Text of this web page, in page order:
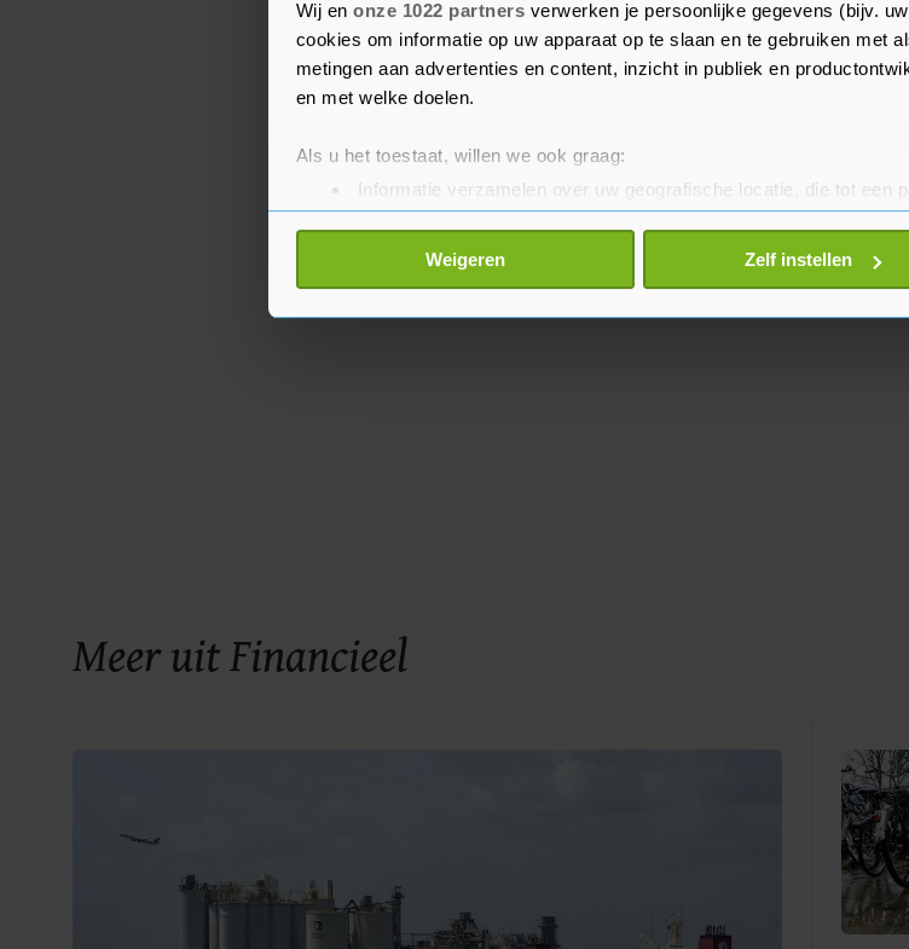
Wij en onze 1022 partners verwerken je persoonlijke gegevens (bijv.
cookies om informatie op uw apparaat op te slaan en te gebruiken met
metingen aan advertenties en content, inzicht in publiek en
en met welke doelen.
Als u het toestaat, willen we ook graag:
Informatie verzamelen over uw geografische locatie, die tot een
Uw apparaat identificeren door het actief te scannen op
Lees meer over hoe uw persoonlijke gegevens worden verwerkt en stel
toestemming op elk moment wijzigen of intrekken in de Cookieverklaring.
Weigeren Zelf instellen
tegen Tesla en de plannen van het bedrijf om een bos te
kappen voor uitbreiding van de fabriek.
Meer uit Financieel